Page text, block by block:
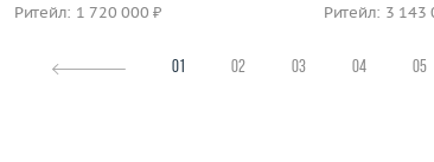
Ритейл: 1 720 000 ₽ Ритейл: 3 143
01 02 03 04 05